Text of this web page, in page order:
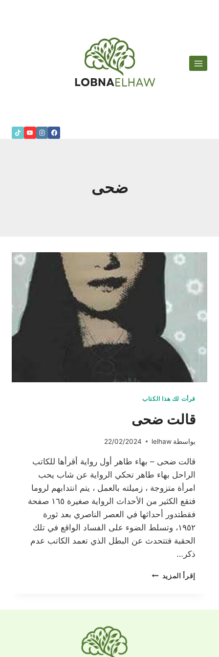
ضحى
قرأت لك هذا الكتاب
قالت ضحى
بواسطة lelhaw
22/02/2024
قالت ضحى – بهاء طاهر أول رواية أقرأها للكاتب
الراحل بهاء طاهر تحكي الرواية عن شاب يحب
امرأة متزوجة ، زميلته بالعمل ، يتم انتدابهم لروما
فتقع الكثير من الأحداث الرواية صغيرة ١٦٥ صفحة
فقطتدور أحداثها في العصر الناصري بعد ثورة
١٩٥٢، وتسلط الضوء على الفساد الواقع في تلك
الحقبة فتتحدث عن البطل الذي تعمد الكاتب عدم
ذكر…
إقرأ المزيد قالت